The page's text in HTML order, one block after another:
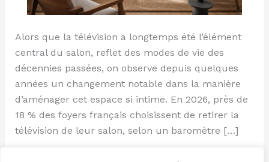
Alors que la télévision a longtemps été l’élément
central du salon, reflet des modes de vie des
décennies passées, on observe depuis quelques
années un changement notable dans la manière
d’aménager cet espace si intime. En 2026, près de
18 % des foyers français choisissent de retirer la
télévision de leur salon, selon un baromètre […]